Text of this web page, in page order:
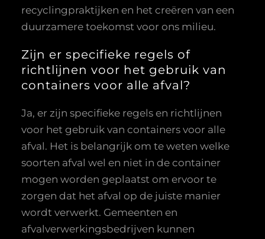
recyclingpraktijken en het creëren van een
duurzamere toekomst voor ons milieu.
Zijn er specifieke regels of
richtlijnen voor het gebruik van
containers voor alle afval?
Ja, er zijn specifieke regels en richtlijnen
voor het gebruik van containers voor alle
afval. Het is belangrijk om te weten welke
soorten afval wel en niet in de container
mogen worden geplaatst om ervoor te
zorgen dat het afval op de juiste manier
wordt verwerkt. Gemeenten en
afvalverwerkingsbedrijven kunnen